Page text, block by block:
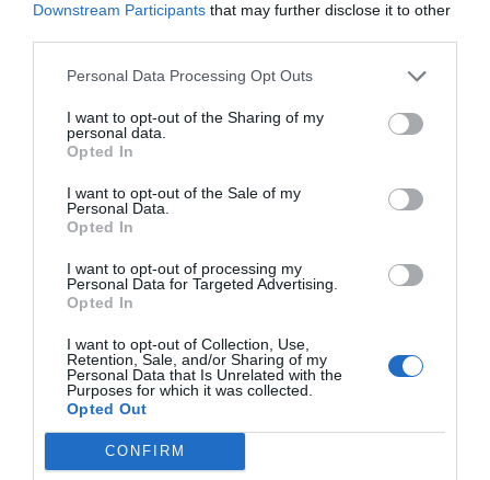
Downstream Participants that may further disclose it to other
Personal Data Processing Opt Outs
I want to opt-out of the Sharing of my
personal data.
Opted In
I want to opt-out of the Sale of my
Personal Data.
Opted In
I want to opt-out of processing my
Personal Data for Targeted Advertising.
Opted In
I want to opt-out of Collection, Use,
Retention, Sale, and/or Sharing of my
Personal Data that Is Unrelated with the
Purposes for which it was collected.
Opted Out
CONFIRM
δυνατοτήτων τους, με απόλυτο γνώμονα την ευημερία
γονείς και εκπαιδευτικοί για τακαινοτόμα προϊόντα
και την αξιοπιστία των υπηρεσιών του. Με το
σκεπτικό ότι
"Το σήμερα διαμορφώνει το αύριο", η
Wesco εξελίσσεται συνεχώς, μειώνοντας το
περιβαλλοντικό της αποτύπωμα και προετοιμάζοντας
τη δράση της, η εταιρεία επενδύει σε ένα μέλλον
όπου κάθε παιδί θα μπορεί να ζει σε πλήρη αρμονία
Σχετικά προϊόντα